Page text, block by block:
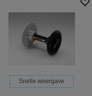
Snelle weergave